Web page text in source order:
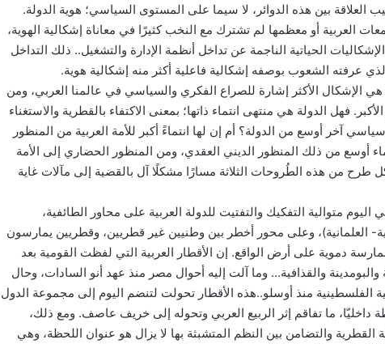
العلاقة بين هذه الدوائر، لا سيما على المستوى السياسي؛ هوية الدولة.
العربية أو معظمها لم تشترك مع النخب كثيرًا في معاناة إشكالية الهوية،
الحياتية الناجمة عن تداخل أنظمة الإدارة والتشغيل.. ذلك التداخل
عرفته الشعوب بوصفه إشكالية فاعلية أكثر منه إشكالية هوية.
الإشكال الأكثر إشارة للصراع الفكري والسياسي في عالمنا العربي، ومن
فهل الدولة هي منتهى انتماء ذاتها؛ بمعنى الاكتفاء بالقطرية والاستغناء
آخر أوسع من الدولة؟ أم إن لها انتماءً أكبر للأمة العربية من المنظور
أوسع من ذلك المنظور الديني العقدي، ومن المنظور الحضاري إلى الأمة
طرح من هذه الطُروحات الثلاثة مسارًا مشكلًا آل بالقضية إلى مآلات غاية
متوالية التفكيك والتفتيت للدولة العربية على محاور الطائفية،
العلمانية)، وعلى محور أخطر بين وطنيين غير قطريين، وقطريين يمارسون
دموية على أرض الواقع. إن الأقطار العربية التي لفظت القومية بعد
والبومدينة والقذافية… وما آلت إليه أحوال مصر منذ عهد أنو السادات، وحال
الفلسطينية منذ أوسلو..هذه الأقطار تحولت لتنضم اليوم إلى مجموعة الدول
داخليّا، ما تفاقم إثر الربيع العربي وتحوله إلى خريف عاصف. ومع ذلك،
القطرية والتضامن بين النظم المتشبثة بها لا يزال هو عنوان اللحظة، وهي